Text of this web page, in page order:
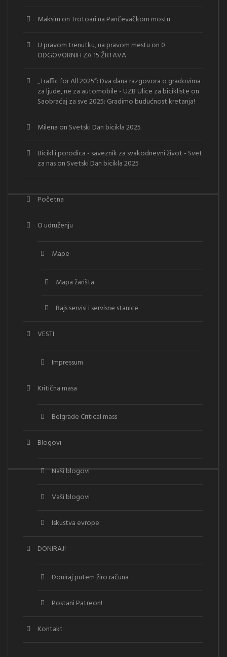
Maksim onTrotoari na Pančevačkom mostu
U pravom trenutku, na pravom mestu on 0
ODGOVORNIH ZA 15 ŽRTAVA
„Traffic for All 2025“: Dva dana razgovora o gradovima
za ljude, ne za automobile - UZB Ulice za bicikliste on
Saobraćaj za sve 2025: Gradimo budućnost kretanja!
Milena on Svetski Dan bicikla 2025
Bicikl i porodica - saveznik za svakodnevni život - Svet
za nason Svetski Dan bicikla 2025
Početna
O udruženju
Mape
Mapa žarišta
Bajs servisi i servisne stanice
VESTI
Impressum
Kritična masa
Belgrade Critical mass
Blogovi
Naši blogovi
Vaši blogovi
Iskustva evrope
DONIRAJ!
Doniraj putem žiro računa
Postani Patreon!
Kontakt